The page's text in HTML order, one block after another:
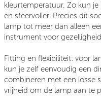
kleurtemperatuur. Zo kun
en sfeervoller. Precies dit
lamp tot meer dan alleen
instrument voor
Fitting en flexibiliteit: voor
kun je zelf eenvoudig een
combineren met een losse
vrijheid om de lamp aan te